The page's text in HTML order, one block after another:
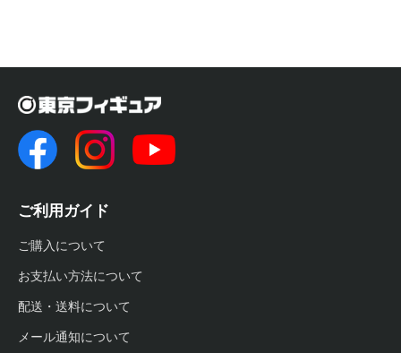
ご利用ガイド
ご購入について
お支払い方法について
配送・送料について
メール通知について